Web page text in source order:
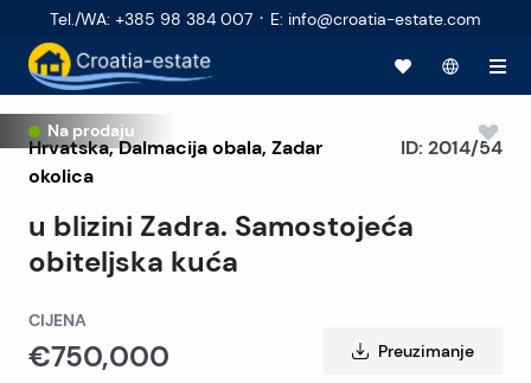
Tel./WA: +385 98 384 007 · E: info@croatia-estate.com
Na prodaju
Hrvatska,Dalmacija obala, Zadar
okolica
u blizini Zadra. Samostojeća
obiteljska kuća
ID: 2014/54
CIJENA
€750,000 Preuzimanje